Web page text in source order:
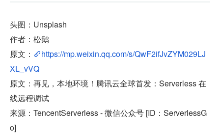
头图：Unsplash
作者：松鹅
原文：
https://mp.weixin.qq.com/s/QwF2ifJvZYM029LJ
XL_vVQ
原文：再见，本地环境！腾讯云全球首发：Serverless 在
线远程调试
来源：TencentServerless - 微信公众号 [ID：ServerlessG
o]